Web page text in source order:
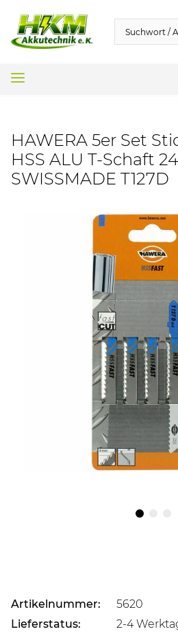
HAWERA 5er Set
HSS ALU T-Schaft
SWISSMADE T127D
Artikelnummer:
5620
Lieferstatus:
2-4